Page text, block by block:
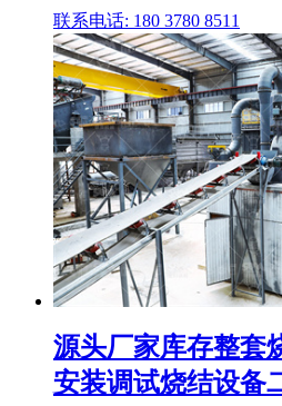
联系电话: 180 3780 8511
源头厂家库存整套
安装调试烧结设备